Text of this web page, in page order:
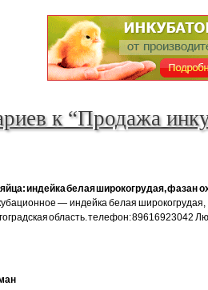
к “Продажа
индейка белая широкогрудая, фазан
— индейка белая
область. телефон: 89616923042